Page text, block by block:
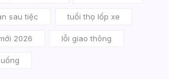
sau tiệc tuổi thọ lốp xe
2026 lỗi giao thông